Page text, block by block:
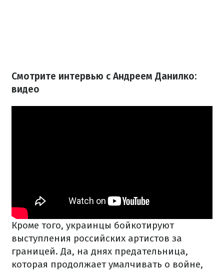
Смотрите интервью с Андреем Данилко:
видео
Кроме того, украинцы бойкотируют
выступления российских артистов за
границей. Да, на днях предательница,
которая продолжает умалчивать о войне,